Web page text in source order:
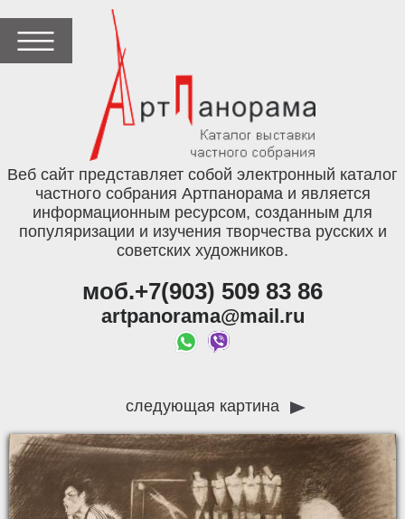
Веб сайт представляет собой электронный каталог
частного собрания Артпанорама и является
информационным ресурсом, созданным для
популяризации и изучения творчества русских и
советских художников.
моб.+7(903) 509 83 86
artpanorama@mail.ru
следующая картина